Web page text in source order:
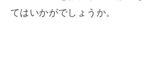
てはいかがでしょうか。